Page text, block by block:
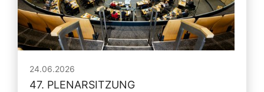
24.06.2026
47. PLENARSITZUNG